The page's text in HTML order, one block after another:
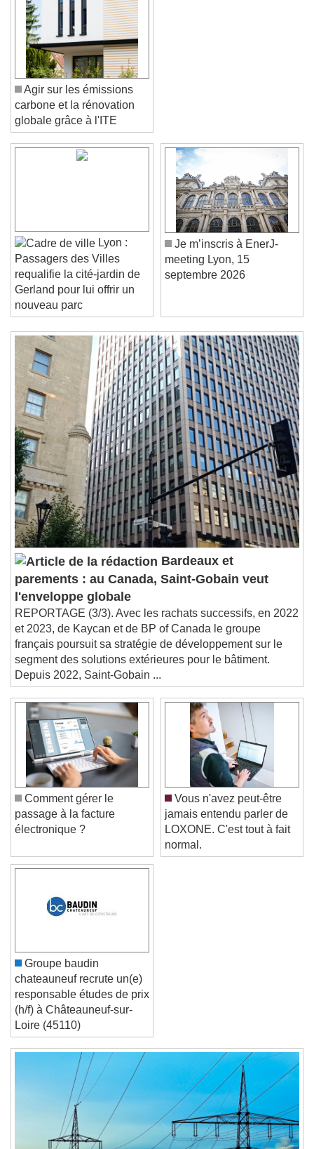
Play
Skip Backward
Skip Forward
Unmute
Current Time0:00
/
Duration -:-
Loaded
Stream TypeLIVE
Seek to live, currently behind liveLIVE
Remaining Time-0:00
1x
Playback Rate
Chapters
Chapters
Descriptions
descriptions off, selected
Subtitles
subtitles settings, opens subtitles
settings dialog
subtitles off
, selected
Audio Track
Picture-in-Picture
Fullscreen
This is a modal window.
Beginning of dialog window. Escape will cancel
and close the window.
Text
Color Opacity
Text Background
Color Opacity
Caption Area Background
Color
Font Size
Font Family
Close Modal Dialog
End of dialog window.
Agir sur les émissions
carbone et la rénovation
globale grâce à l'ITE
Lyon :
Passagers des Villes
requalifie la cité-jardin de
Gerland pour lui offrir un
nouveau parc
Je m’inscris à EnerJ-
meeting Lyon, 15
Bardeaux et
parements : au Canada, Saint-Gobain veut
l'enveloppe globale
REPORTAGE (3/3). Avec les rachats successifs, en 2022
et 2023, de Kaycan et de BP of Canada le groupe
français poursuit sa stratégie de développement sur le
segment des solutions extérieures pour le bâtiment.
Depuis 2022, Saint-Gobain ...
Comment gérer le
passage à la facture
Vous n'avez peut-être
jamais entendu parler de
LOXONE. C'est tout à fait
normal.
Groupe baudin
chateauneuf recrute un(e)
responsable études de prix
(h/f) à Châteauneuf-sur-
Loire (45110)